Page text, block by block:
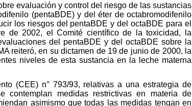
evaluación y control del riesgo de las sustancias
(pentaBDE) y del éter de octabromodifenilo
los riesgos del pentaBDE y del octaBDE para el
de 2002, el Comité científico de la toxicidad, la
del pentaBDE y del octaBDE sobre la
reiteró, en su dictamen de 19 de junio de 2000, la
niveles de esta sustancia en la leche materna
(CEE) n° 793/93, relativas a una estrategia de
medidas restrictivas en materia de
asimismo que todas las medidas tengan en